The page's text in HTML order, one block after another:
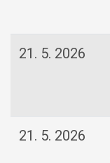
21. 5. 2026
21. 5. 2026